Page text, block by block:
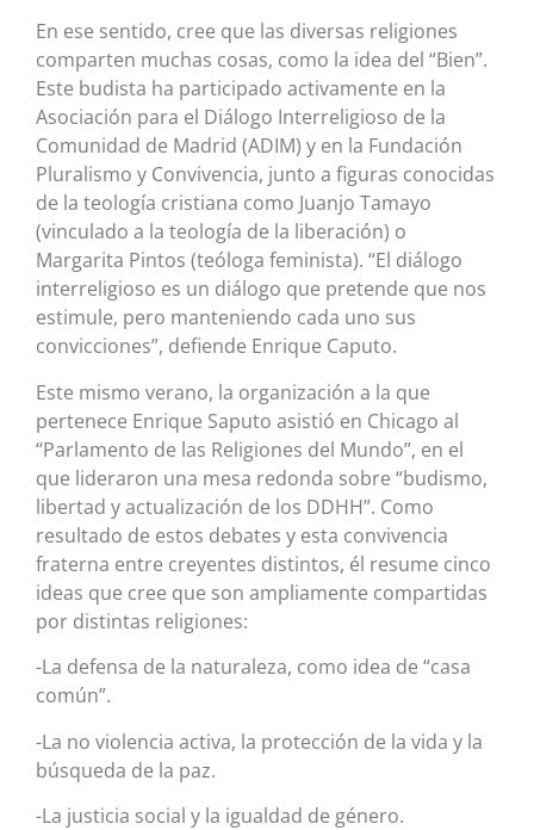
En ese sentido, cree que las diversas religiones
comparten muchas cosas, como la idea del “Bien”.
Este budista ha participado activamente en la
Asociación para el Diálogo Interreligioso de la
Comunidad de Madrid (ADIM) y en la Fundación
Pluralismo y Convivencia, junto a figuras conocidas
de la teología cristiana como Juanjo Tamayo
(vinculado a la teología de la liberación) o
Margarita Pintos (teóloga feminista). “El diálogo
interreligioso es un diálogo que pretende que nos
estimule, pero manteniendo cada uno sus
convicciones”, defiende Enrique Caputo.
Este mismo verano, la organización a la que
pertenece Enrique Saputo asistió en Chicago al
“Parlamento de las Religiones del Mundo”, en el
que lideraron una mesa redonda sobre “budismo,
libertad y actualización de los DDHH”. Como
resultado de estos debates y esta convivencia
fraterna entre creyentes distintos, él resume cinco
ideas que cree que son ampliamente compartidas
por distintas religiones:
-La defensa de la naturaleza, como idea de “casa
común”.
-La no violencia activa, la protección de la vida y la
búsqueda de la paz.
-La justicia social y la igualdad de género.